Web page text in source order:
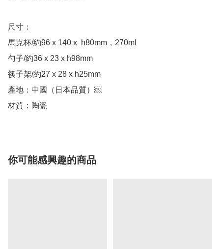
尺寸：
馬克杯/約96 x 140 x  h80mm，270ml
勺子/約36 x 23 x h98mm
筷子架/約27 x 28 x h25mm
產地：中國（日本品質）￼
你可能感興趣的商品